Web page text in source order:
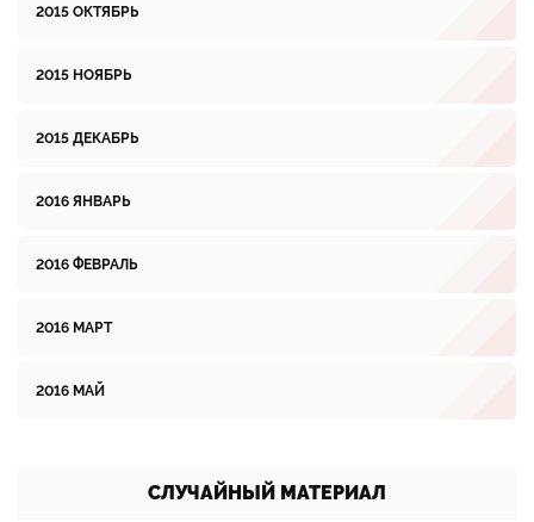
2015 ОКТЯБРЬ
2015 НОЯБРЬ
2015 ДЕКАБРЬ
2016 ЯНВАРЬ
2016 ФЕВРАЛЬ
2016 МАРТ
2016 МАЙ
СЛУЧАЙНЫЙ МАТЕРИАЛ